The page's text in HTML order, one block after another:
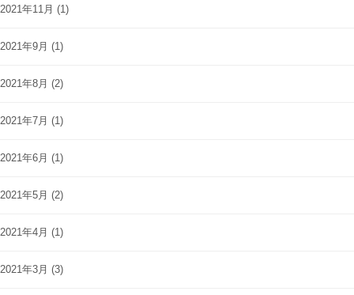
2021年11月 (1)
2021年9月 (1)
2021年8月 (2)
2021年7月 (1)
2021年6月 (1)
2021年5月 (2)
2021年4月 (1)
2021年3月 (3)